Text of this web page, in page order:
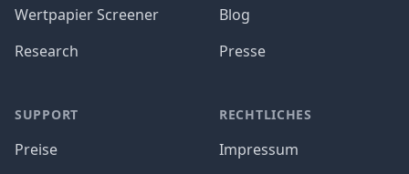
Wertpapier Screener
Research
SUPPORT
Preise
Blog
Presse
RECHTLICHES
Impressum